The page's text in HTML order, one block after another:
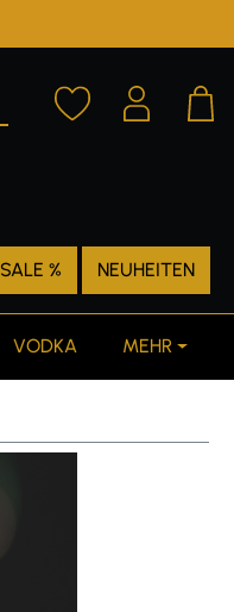
SALE % NEUHEITEN
VODKA MEHR